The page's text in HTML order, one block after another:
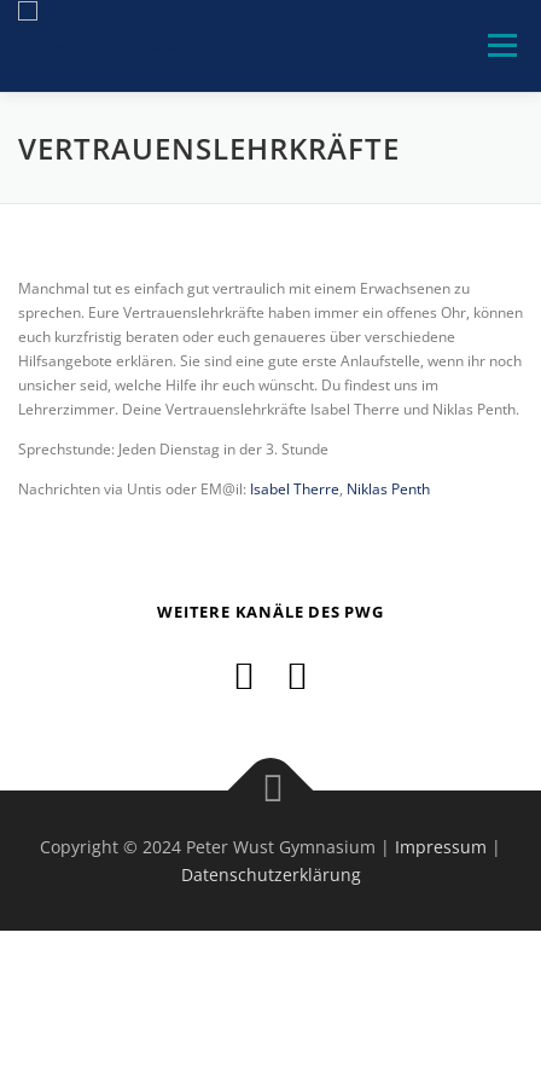
Menü
PWG-GEMEINSCHAFT UNSERE SCHULE
KONTAKT
VERTRAUENSLEHRKRÄFTE
Manchmal tut es einfach gut vertraulich mit einem Erwachsenen zu
sprechen. Eure Vertrauenslehrkräfte haben immer ein offenes Ohr, können
euch kurzfristig beraten oder euch genaueres über verschiedene
Hilfsangebote erklären. Sie sind eine gute erste Anlaufstelle, wenn ihr noch
unsicher seid, welche Hilfe ihr euch wünscht. Du findest uns im
Lehrerzimmer. Deine Vertrauenslehrkräfte Isabel Therre und Niklas Penth.
Sprechstunde: Jeden Dienstag in der 3. Stunde
Nachrichten via Untis oder EM@il: Isabel Therre, Niklas Penth
WEITERE KANÄLE DES PWG
Copyright © 2024 Peter Wust Gymnasium | Impressum |
Datenschutzerklärung